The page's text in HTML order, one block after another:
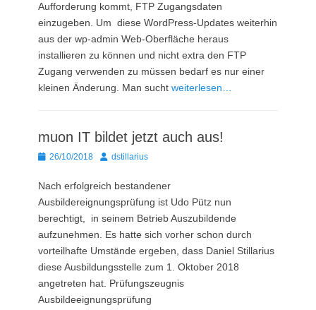
Aufforderung kommt, FTP Zugangsdaten
einzugeben. Um diese WordPress-Updates weiterhin
aus der wp-admin Web-Oberfläche heraus
installieren zu können und nicht extra den FTP
Zugang verwenden zu müssen bedarf es nur einer
kleinen Änderung. Man sucht weiterlesen…
muon IT bildet jetzt auch aus!
Posted
26/10/2018 Autordstillarius
Nach erfolgreich bestandener
Ausbildereignungsprüfung ist Udo Pütz nun
berechtigt, in seinem Betrieb Auszubildende
aufzunehmen. Es hatte sich vorher schon durch
vorteilhafte Umstände ergeben, dass Daniel Stillarius
diese Ausbildungsstelle zum 1. Oktober 2018
angetreten hat. Prüfungszeugnis
Ausbildeeignungsprüfung